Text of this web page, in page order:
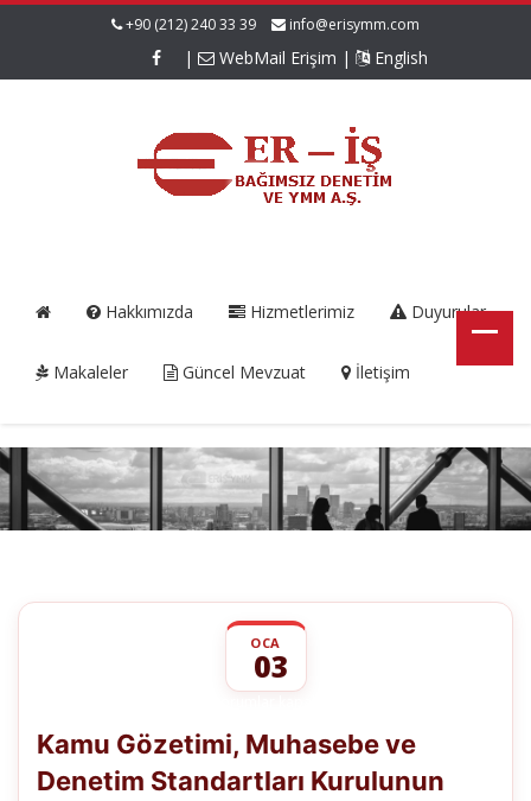
+90 (212) 240 33 39 info@erisymm.com
| WebMail Erişim | English
Hakkımızda Hizmetlerimiz Duyurular
Makaleler Güncel Mevzuat İletişim
OCA
03
Muhasebe
ve
Denetim
Kamu Gözetimi, Muhasebe ve
Denetim Standartları Kurulunun